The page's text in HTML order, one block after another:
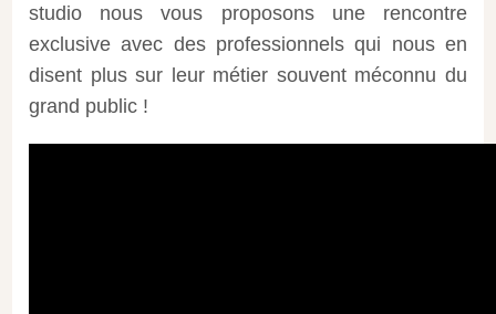
studio nous vous proposons une rencontre
exclusive avec des professionnels qui nous en
disent plus sur leur métier souvent méconnu du
grand public !